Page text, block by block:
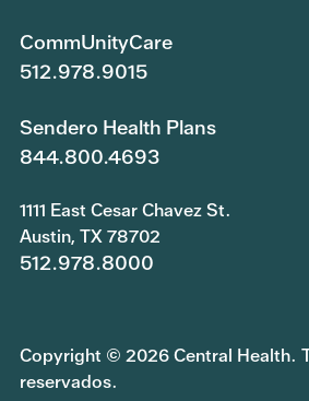
CommUnityCare
512.978.9015
Sendero Health Plans
844.800.4693
1111 East Cesar Chavez St.
Austin, TX 78702
512.978.8000
Copyright © 2026 Central Health.
reservados.